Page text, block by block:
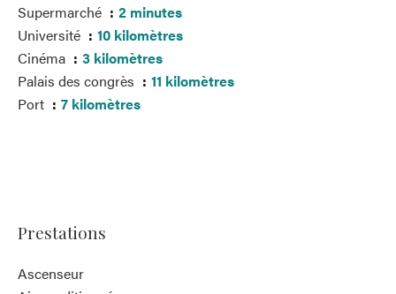
Supermarché
2 minutes
Université
10 kilomètres
Cinéma
3 kilomètres
Palais des congrès
11 kilomètres
Port
7 kilomètres
Prestations
Ascenseur